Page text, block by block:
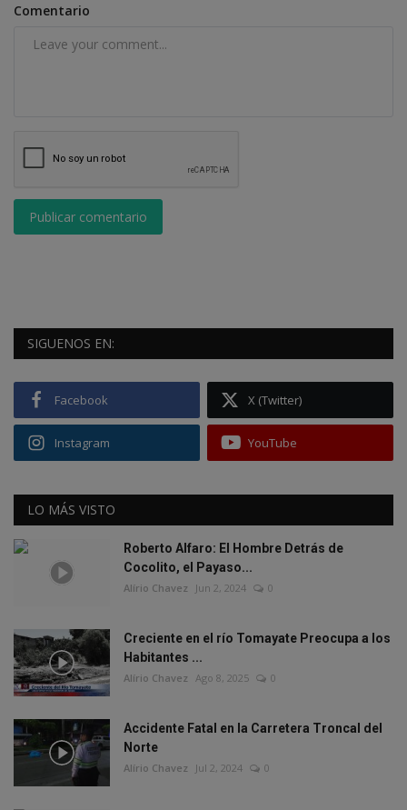
Comentario
Publicar comentario
SIGUENOS EN:
Facebook X (Twitter)
Instagram YouTube
LO MÁS VISTO
Roberto Alfaro: El Hombre Detrás de
Cocolito, el Payaso...
Alírio Chavez Jun 2, 2024 0
Creciente en el río Tomayate Preocupa a los
Habitantes ...
Alírio Chavez Ago 8, 2025 0
Accidente Fatal en la Carretera Troncal del
Norte
Alírio Chavez Jul 2, 2024 0